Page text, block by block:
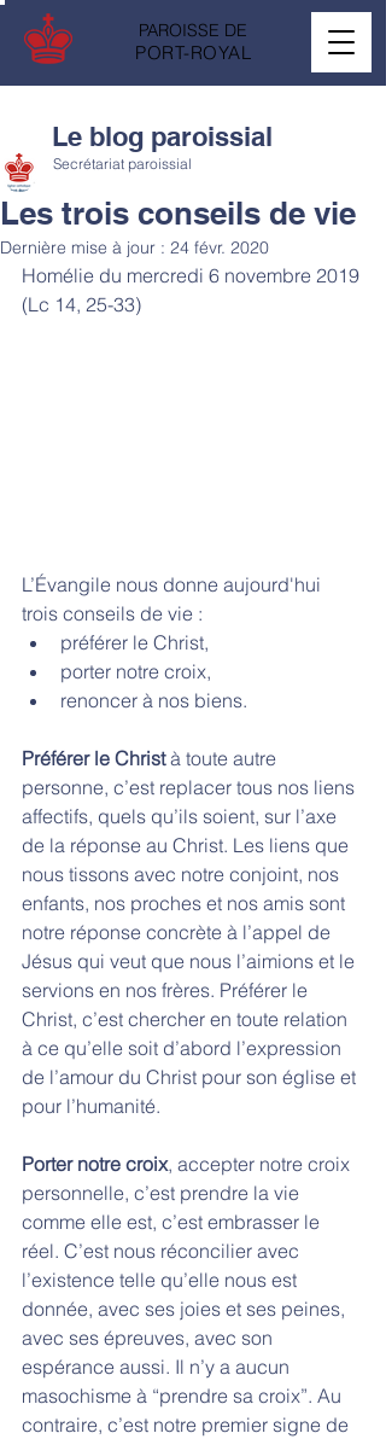
PAROISSE DE
PORT-ROYAL
Les trois conseils de vie
Secrétariat paroissial
Dernière mise à jour : 24 févr. 2020
Homélie du mercredi 6 novembre 2019
(Lc 14, 25-33)
L’Évangile nous donne aujourd'hui
trois conseils de vie :
préférer le Christ,
porter notre croix,
renoncer à nos biens.
Préférer le Christ à toute autre
personne, c’est replacer tous nos liens
affectifs, quels qu’ils soient, sur l’axe
de la réponse au Christ. Les liens que
nous tissons avec notre conjoint, nos
enfants, nos proches et nos amis sont
notre réponse concrète à l’appel de
Jésus qui veut que nous l’aimions et le
servions en nos frères. Préférer le
Christ, c’est chercher en toute relation
à ce qu’elle soit d’abord l’expression
de l’amour du Christ pour son église et
pour l’humanité.
Porter notre croix, accepter notre croix
personnelle, c’est prendre la vie
comme elle est, c’est embrasser le
réel. C’est nous réconcilier avec
l’existence telle qu’elle nous est
donnée, avec ses joies et ses peines,
avec ses épreuves, avec son
espérance aussi. Il n’y a aucun
masochisme à “prendre sa croix”. Au
contraire, c’est notre premier signe de
Le blog paroissial